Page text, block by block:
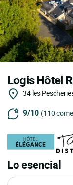
Logis Hôtel
34 les
9/10 (110
Lo esencial